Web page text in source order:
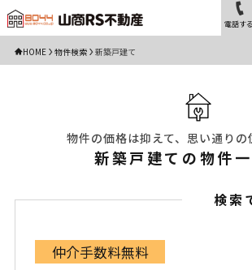
電話する
HOME 物件検索 新築戸建て
物件の価格は抑えて、思い通りの
新築戸建ての物件
検索
仲介手数料無料